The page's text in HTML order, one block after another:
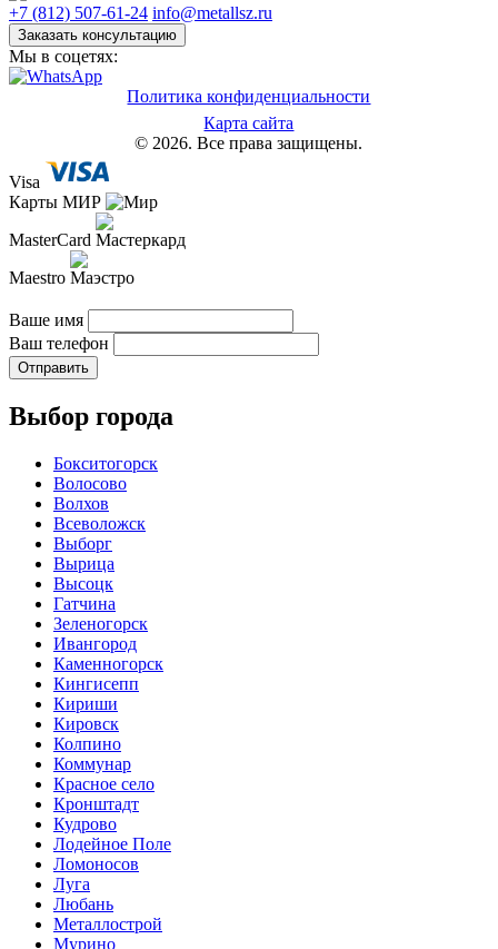
+7 (812) 507-61-24 info@metallsz.ru
Заказать консультацию
Мы в соцетях:
Политика конфиденциальности
Карта сайта
© 2026. Все права защищены.
Visa
Карты МИР
MasterCard
Maestro
Ваше имя
Ваш телефон
Отправить
Выбор города
Бокситогорск
Волосово
Волхов
Всеволожск
Выборг
Вырица
Высоцк
Гатчина
Зеленогорск
Ивангород
Каменногорск
Кингисепп
Кириши
Кировск
Колпино
Коммунар
Красное село
Кронштадт
Кудрово
Лодейное Поле
Ломоносов
Луга
Любань
Металлострой
Мурино